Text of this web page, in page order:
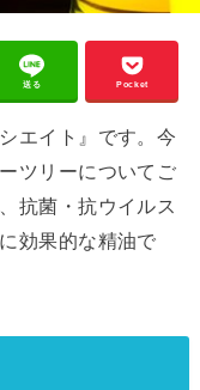
送る Pocket
エイト』です。今
ツリーについてご
抗菌・抗ウイルス
効果的な精油で